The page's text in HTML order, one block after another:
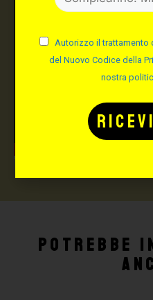
Potrebbe
Autorizzo il trattamento
del Nuovo Codice della
nostra